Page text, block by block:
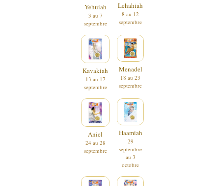
Yehuiah
3 au 7
septembre
Lehahiah
8 au 12
septembre
Kavakiah
13 au 17
septembre
Menadel
18 au 23
septembre
Aniel
24 au 28
septembre
Haamiah
29
septembre
au 3
octobre